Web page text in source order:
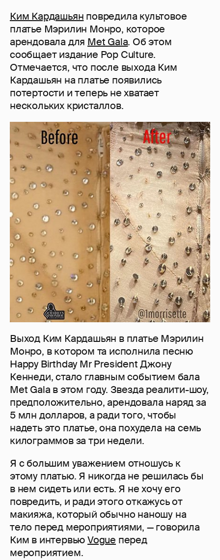
Ким Кардашьян повредила культовое
платье Мэрилин Монро, которое
арендовала для Met Gala. Об этом
сообщает издание Pop Culture.
Отмечается, что после выхода Ким
Кардашьян на платье появились
потертости и теперь не хватает
нескольких кристаллов.
Выход Ким Кардашьян в платье Мэрилин
Монро, в котором та исполнила песню
Happy Birthday Mr President Джону
Кеннеди, стало главным событием бала
Met Gala в этом году. Звезда реалити-шоу,
предположительно, арендовала наряд за
5 млн долларов, а ради того, чтобы
надеть это платье, она похудела на семь
килограммов за три недели.
Я с большим уважением отношусь к
этому платью. Я никогда не решилась бы
в нем сидеть или есть. Я не хочу его
повредить, и ради этого откажусь от
макияжа, который обычно наношу на
тело перед мероприятиями, — говорила
Ким в интервьюVogue перед
мероприятием.